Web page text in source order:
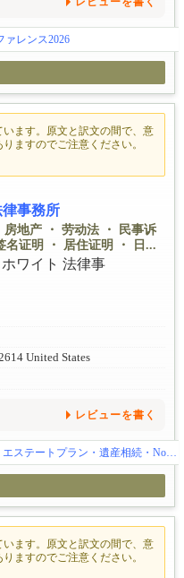
ァレンス2026
ます。原文と訳文の間で、意
ますのでご注意ください。
事務所
地产 ・ 劳动法 ・ 民事诉
名证明 ・ 居住证明 ・ 日...
United States
レビューを書く
Notary (公証) - 日本の遺産相続や年金申請に必用なサイン証明・在留証明など
ます。原文と訳文の間で、意
ますのでご注意ください。